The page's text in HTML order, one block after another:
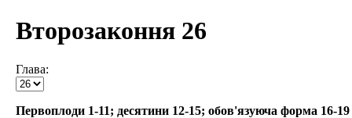
Второзаконня 26
Глава:
Первоплоди 1-11; десятини 12-15; обов'язуюча форма 16-19